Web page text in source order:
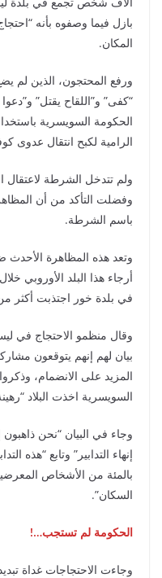
بازل فيما وصفوه بأنه
المكان.
ورفع المحتجون، الذين لم
“كفى” و”اللقاح يقتل”
الحكومة السويسرية
الرامية لكبح انتقال عدوى
ولم تتدخل الشرطة لاعتقال
وفضلت التأكد من أن
باسم الشرطة.
وتعد هذه المظاهرة
أرجاء هذا البلد الأوروبي
في بلدة خور اجتذبت أكثر
المزيد على الانضمام،
السويسرية اخذت البلاد
وجاء في البيان “نحن
إنهاء التدابير” وتابع “هذه
السكان”.
الحكومة لم تستجب…!
وجاءت الاحتجاجات غداة